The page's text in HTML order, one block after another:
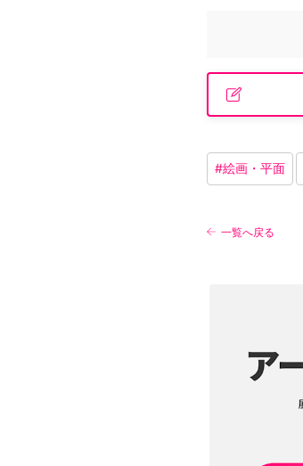
#絵画・平面
一覧へ戻る